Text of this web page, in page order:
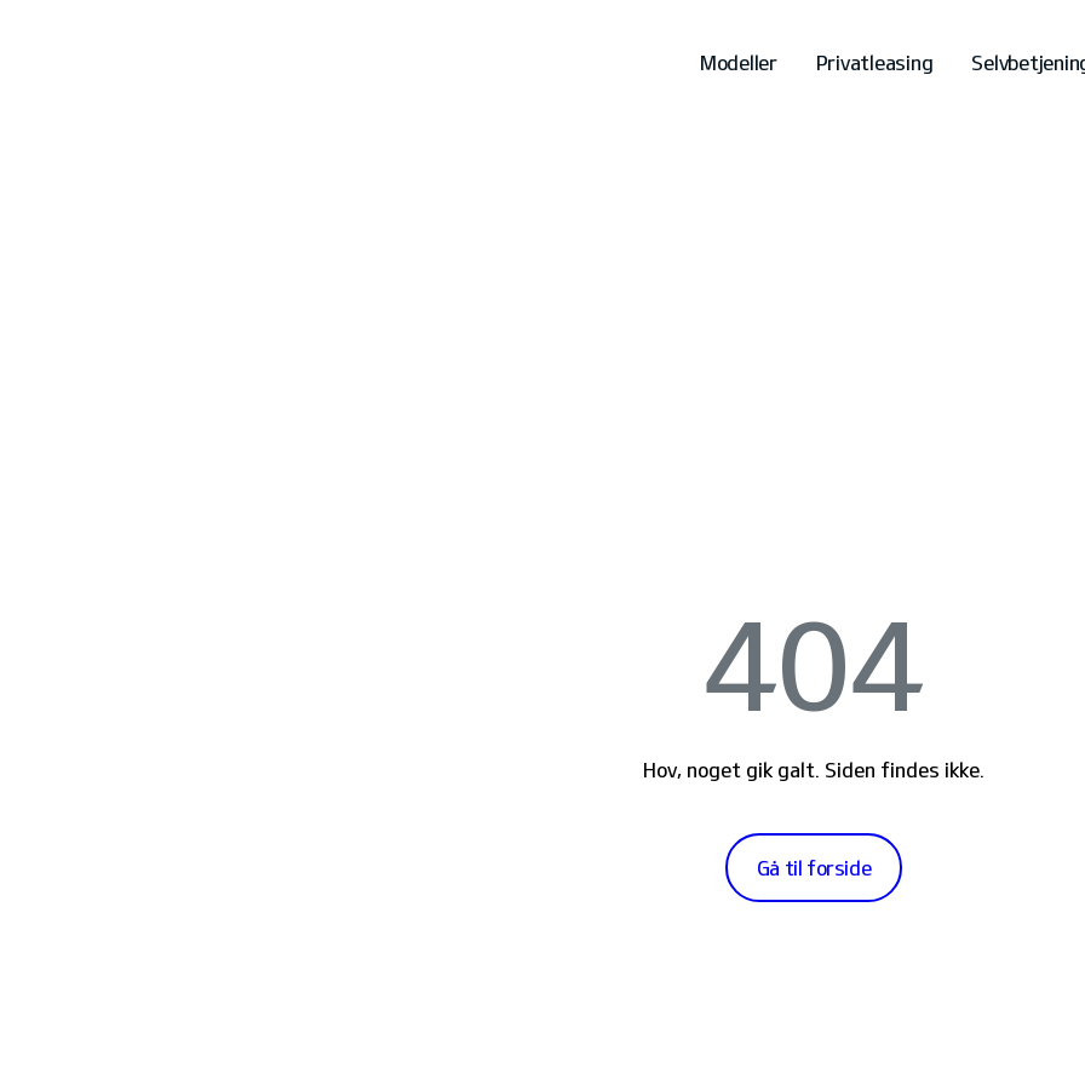
Modeller Privatleasing
404
Hov, noget gik galt. Siden findes ikke.
Gå til forside